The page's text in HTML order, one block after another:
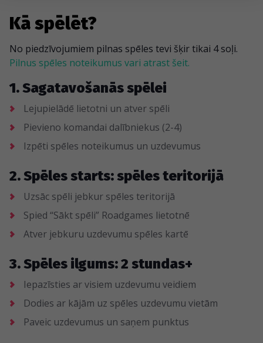
Kā spēlēt?
No piedzīvojumiem pilnas spēles tevi šķir tikai 4 soļi.
Pilnus spēles noteikumus vari atrast šeit.
1. Sagatavošanās spēlei
Lejupielādē lietotni un atver spēli
Pievieno komandai dalībniekus (2-4)
Izpēti spēles noteikumus un uzdevumus
2. Spēles starts: spēles teritorijā
Uzsāc spēli jebkur spēles teritorijā
Spied “Sākt spēli” Roadgames lietotnē
Atver jebkuru uzdevumu spēles kartē
3. Spēles ilgums: 2 stundas+
Iepazīsties ar visiem uzdevumu veidiem
Dodies ar kājām uz spēles uzdevumu vietām
Paveic uzdevumus un saņem punktus